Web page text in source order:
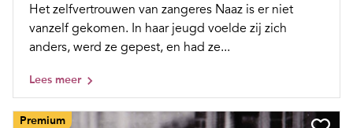
Het zelfvertrouwen van zangeres Naaz is er niet
vanzelf gekomen. In haar jeugd voelde zij zich
anders, werd ze gepest, en had ze...
Lees meer
Premium